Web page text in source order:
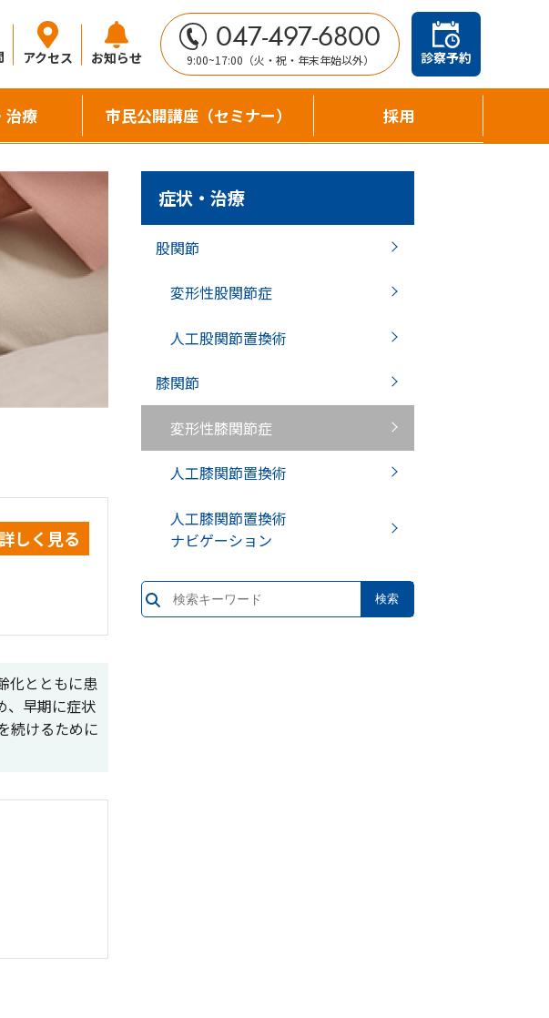
047-497-6800
9:00~17:00（火・祝・年末年始以外） 診察予約
アクセス お知らせ
治療 市民公開講座（セミナー） 採用
詳しく見る
化とともに患
、早期に症状
続けるために
症状・治療
股関節
変形性股関節症
人工股関節置換術
膝関節
変形性膝関節症
人工膝関節置換術
人工膝関節置換術
ナビゲーション